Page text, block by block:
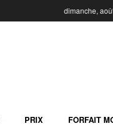
dimanche,
PRIX FORFAIT